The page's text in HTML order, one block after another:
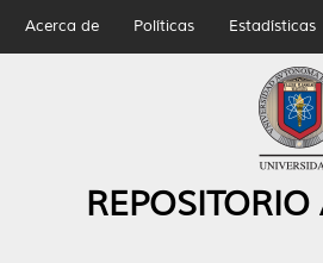
Acerca de Políticas Estadísticas